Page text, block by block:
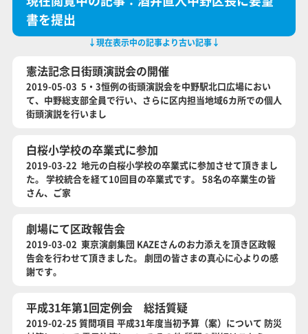
書を提出
↓現在表示中の記事より古い記事↓
憲法記念日街頭演説会の開催
2019-05-03 5・3恒例の街頭演説会を中野駅北口広場におい
て、中野総支部全員で行い、さらに区内担当地域6カ所での個人
街頭演説を行いまし
白桜小学校の卒業式に参加
2019-03-22 地元の白桜小学校の卒業式に参加させて頂きまし
た。 学校統合を経て10回目の卒業式です。 58名の卒業生の皆
さん、ご家
劇場にて区政報告会
2019-03-02 東京演劇集団 KAZEさんのお力添えを頂き区政報
告会を行わせて頂きました。 劇団の皆さまの真心に心よりの感
謝です。
平成31年第1回定例会 総括質疑
2019-02-25 質問項目 平成31年度当初予算（案）について 防災